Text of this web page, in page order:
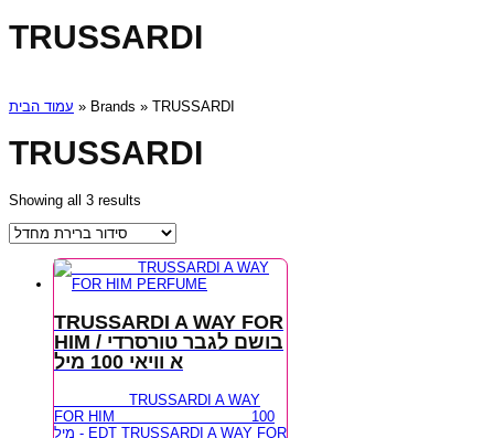
TRUSSARDI
עמוד הבית » Brands » TRUSSARDI
TRUSSARDI
Showing all 3 results
TRUSSARDI A WAY FOR
HIM / בושם לגבר טורסרדי
א וויאי 100 מיל
TRUSSARDI A WAY
FOR HIM 100
מיל - EDT TRUSSARDI A WAY FOR